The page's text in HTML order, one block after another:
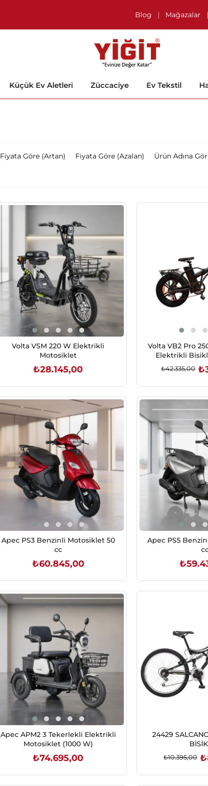
Blog | Mağazalar |
Küçük Ev Aletleri Züccaciye Ev Tekstil
Fiyata Göre (Artan) Fiyata Göre (Azalan) Ürün Adına
Volta VSM 220 W Elektrikli
Motosiklet
₺28.145,00
Volta VB2 Pro
Elektrikli
₺42.335,00
Apec PS3 Benzinli Motosiklet 50
cc
₺60.845,00
Apec PS5
Apec APM2 3 Tekerlekli Elektrikli
Motosiklet (1000 W)
₺74.695,00
24429
₺10.395,00